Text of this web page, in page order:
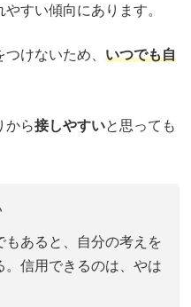
すい傾向にあります。
けないため、 いつでも自
から接しやすいと思っても
もあると、自分の考えを
信用できるのは、やは